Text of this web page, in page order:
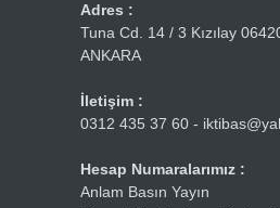
Adres :
Tuna Cd. 14 / 3 Kızılay
ANKARA
İletişim :
0312 435 37 60 -
Hesap Numaralarımız :
Anlam Basın Yayın